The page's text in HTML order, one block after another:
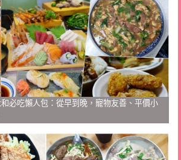
和必吃懶人包：從早到晚，寵物友善、平價小